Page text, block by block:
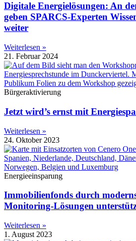
Digitale Energielösungen: An
geben SPARCS-Experten
weiter
Weiterlesen »
21. Februar 2024
Bürgeraktivierung
Jetzt wird’s ernst mit
Weiterlesen »
24. Oktober 2023
Energieeinsparung
Immobilienfonds durch
Monitoring-Lösungen
Weiterlesen »
1. August 2023